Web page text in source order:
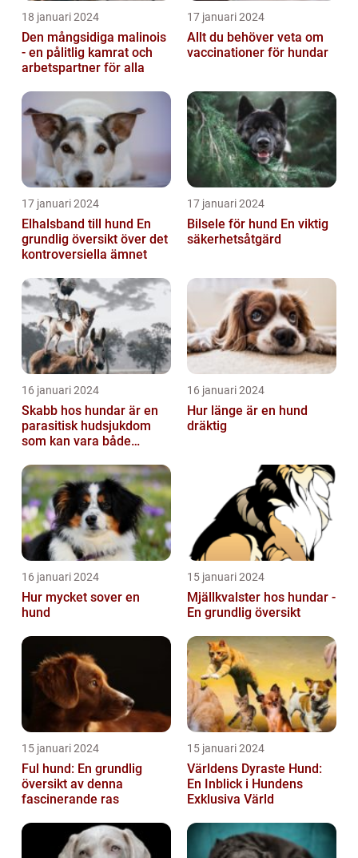
18 januari 2024
Den mångsidiga malinois
- en pålitlig kamrat och
arbetspartner för alla
17 januari 2024
Allt du behöver veta om
vaccinationer för hundar
17 januari 2024
Elhalsband till hund En
grundlig översikt över det
kontroversiella ämnet
17 januari 2024
Bilsele för hund En viktig
säkerhetsåtgärd
16 januari 2024
Skabb hos hundar är en
parasitisk hudsjukdom
som kan vara både
för våra fy...
16 januari 2024
Hur länge är en hund
dräktig
16 januari 2024
Hur mycket sover en
hund
15 januari 2024
Mjällkvalster hos hundar -
En grundlig översikt
15 januari 2024
Ful hund: En grundlig
översikt av denna
fascinerande ras
15 januari 2024
Världens Dyraste Hund:
En Inblick i Hundens
Exklusiva Värld